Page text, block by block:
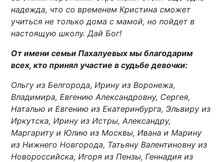
надежда, что со временем Кристина сможет
учиться не только дома с мамой, но пойдет в
настоящую школу. Дай Бог!
От имени семьи Пахалуевых мы благодарим
всех, кто принял участие в судьбе девочки:
Ольгу из Белгорода, Ирину из Воронежа,
Владимира, Евгению Александровну, Сергея,
Наталью и Евгению из Екатеринбурга, Эльвиру из
Иркутска, Ирину из Истры, Александру,
Маргариту и Юлию из Москвы, Ивана и Марину
из Нижнего Новгорода, Татьяну Валентиновну из
Новороссийска, Игоря из Пензы, Геннадия из